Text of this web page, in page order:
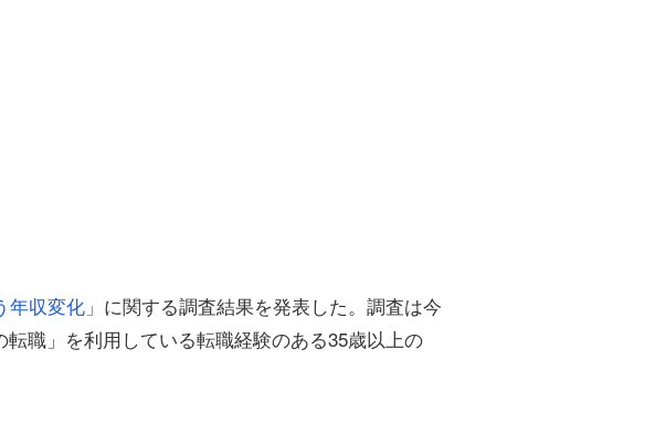
収変化」 に関する調査結果を発表した。調査は今
職」を利用している転職経験のある35歳以上の